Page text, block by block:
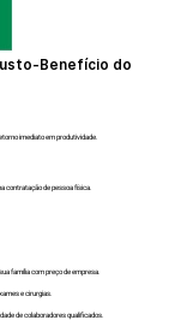
Benefício do
imediato em produtividade.
contratação de pessoa física.
família com preço de empresa.
e cirurgias.
de colaboradores qualificados.